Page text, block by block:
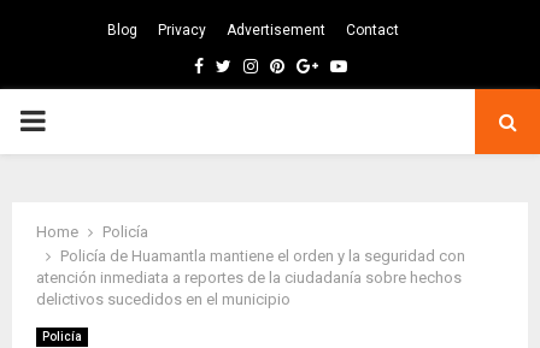
Blog Privacy Advertisement Contact
Facebook
TwitterInstagram
Pinterest
GoogleYoutube
PRIMARY
Home
Policía
Policía de Huamantla mantiene el orden y la seguridad con
atención inmediata a reportes de la ciudadanía sobre hechos
delictivos sucedidos en el municipio
Policía